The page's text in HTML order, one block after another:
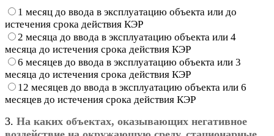
1 месяц до ввода в эксплуатацию объекта или до
истечения срока действия КЭР
2 месяца до ввода в эксплуатацию объекта или 4
месяца до истечения срока действия КЭР
6 месяцев до ввода в эксплуатацию объекта или 3
месяца до истечения срока действия КЭР
12 месяцев до ввода в эксплуатацию объекта или 6
месяцев до истечения срока действия КЭР
3. На каких объектах, оказывающих негативное